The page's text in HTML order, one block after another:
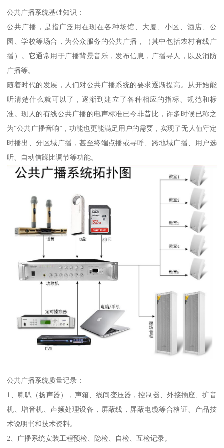
公共广播系统基础知识：
公共广播，是指广泛用在现在各种场馆、大厦、小区、酒店、公
园、学校等场合，为公众服务的公共广播，（其中包括农村有线广
播）。它通常用于广播背景音乐，发布信息，广播寻人，以及消防
广播等。
随着时代的发展，人们对公共广播系统的要求逐渐提高。从开始能
听清楚什么就可以了，逐渐到建立了各种相应的指标、规范和标
准。现人的有线公共广播的电声标准已今非昔比，许多时候已称之
为“公共广播音响”，功能也更能满足用户的需要，实现了无人值守定
时播出、分区域广播，甚至终端点播或寻呼、跨地域广播、用户选
听、自动信躁比调节等功能。
公共广播系统质量记录：
1、喇叭（扬声器），声箱、线间变压器，控制器、外接插座、扩音
机、增音机、声频处理设备，屏蔽线，屏蔽电缆等合格证、产品技
术说明书和技术资料。
2、广播系统安装工程预检、隐检、自检、互检记录。